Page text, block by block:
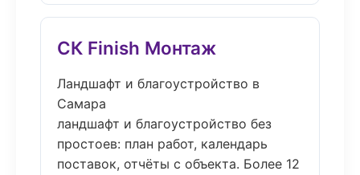
СК Finish Монтаж
Ландшафт и благоустройство в
Самара
ландшафт и благоустройство без
простоев: план работ, календарь
поставок, отчёты с объекта. Более 12